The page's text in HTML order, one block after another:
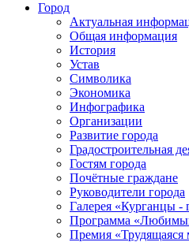
Город
Актуальная
Общая информация
История
Устав
Символика
Экономика
Инфографика
Организации
Развитие города
Градостроительная
Гостям города
Почётные граждане
Руководители города
Галерея «Курганцы -
Программа
Премия «Трудящаяся